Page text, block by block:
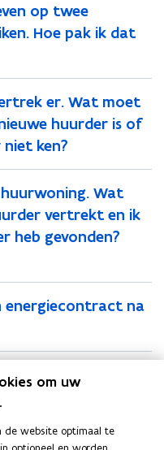
op twee
Hoe pak ik dat
er. Wat moet
huurder is of
ken?
Wat
vertrekt en ik
heb gevonden?
energiecontract na
van de VNR
om uw
de website optimaal te